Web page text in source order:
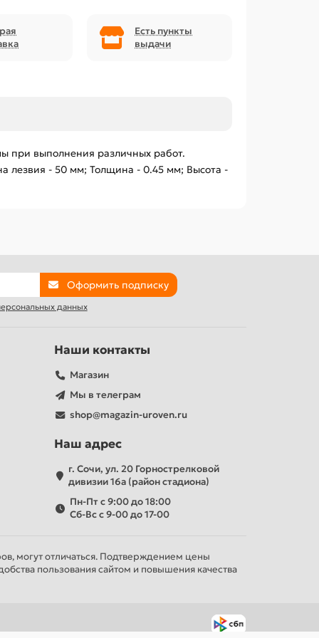
Есть пункты
выдачи
при выполнения различных работ.
лезвия - 50 мм; Толщина - 0.45 мм; Высота -
Оформить подписку
данных
Наши контакты
Магазин
Мы в телеграм
shop@magazin-uroven.ru
Наш адрес
г. Сочи, ул. 20 Горнострелковой
дивизии 16а (район стадиона)
Пн-Пт с 9:00 до 18:00
Сб-Вс с 9-00 до 17-00
могут отличаться. Подтверждением цены
пользования сайтом и повышения качества